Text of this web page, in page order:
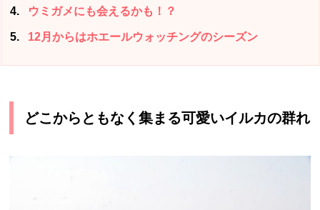
4 ウミガメにも会えるかも！？
5 12月からはホエールウォッチングのシーズン
どこからともなく集まる可愛いイルカの群れ